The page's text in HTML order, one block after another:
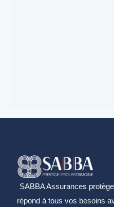
SABBA Assurances
répond à tous vos besoins